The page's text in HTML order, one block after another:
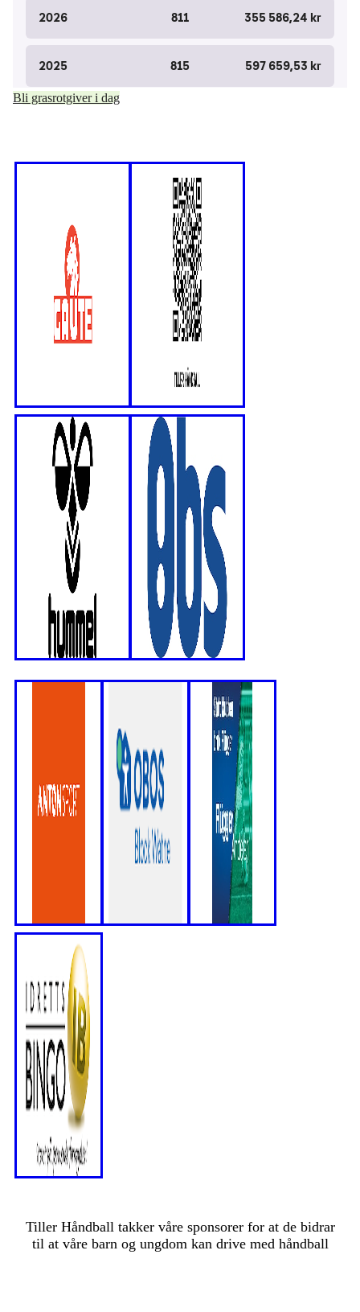
Bli grasrotgiver i dag
Tiller Håndball takker våre sponsorer for at de bidrar
til at våre barn og ungdom kan drive med håndball